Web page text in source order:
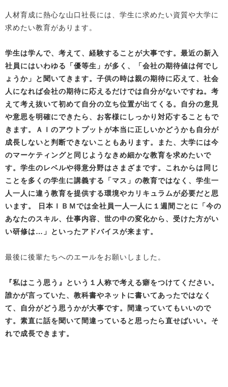
人材育成に熱心な山口社長には、学生に求めたい資質や大学に
求めたい教育があります。
学生は学んで、考えて、経験することが大事です。最近の新入
社員にはいわゆる「優等生」が多く、「会社の期待値は何でし
ょうか」と聞いてきます。子供の時は親の期待に応えて、社会
人になれば会社の期待に応えるだけでは自分がないですね。考
えて考え抜いて初めて自分の立ち位置が出てくる。自分の意見
や意思を明確にできたら、お客様にしっかり対応することもで
きます。ＡＩのアウトプットが本当に正しいかどうかも自分が
成長しないと判断できないこともあります。また、大学には今
のマーケティングと同じようなきめ細かな教育を求めたいで
す。学生のレベルや得意分野はさまざまです。これからは同じ
ことを多くの学生に講義する「マス」の教育ではなく、学生一
人一人に違う教育を提供する環境やカリキュラムが必要だと思
います。 日本ＩＢＭでは全社員一人一人に１週間ごとに「今の
あなたのスキル、仕事内容、世の中の変化から、受けた方がい
い研修は…」といったアドバイスが来ます。
最後に後輩たちへのエールをお願いしました。
『私はこう思う』という１人称で考える癖をつけてください。
誰かが言っていた、教科書やネットに書いてあったではなく
て、自分がどう思うかが大事です。間違っていてもいいので
す。素直に話を聞いて間違っていると思ったら直せばいい。そ
れで成長できます。